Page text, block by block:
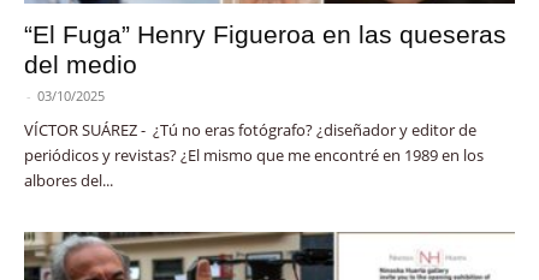
“El Fuga” Henry Figueroa en las queseras
del medio
- 03/10/2025
VÍCTOR SUÁREZ - ¿Tú no eras fotógrafo? ¿diseñador y editor de
periódicos y revistas? ¿El mismo que me encontré en 1989 en los
albores del...